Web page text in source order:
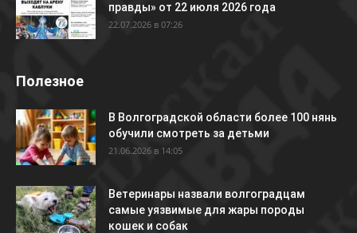
правды» от 22 июля 2026 года
22.07.2026 в 07:26
Полезное
В Волгоградской области более 100 нянь
обучили смотреть за детьми
21.06.2026 в 14:05
Ветеринары назвали волгоградцам
самые уязвимые для жары породы
кошек и собак